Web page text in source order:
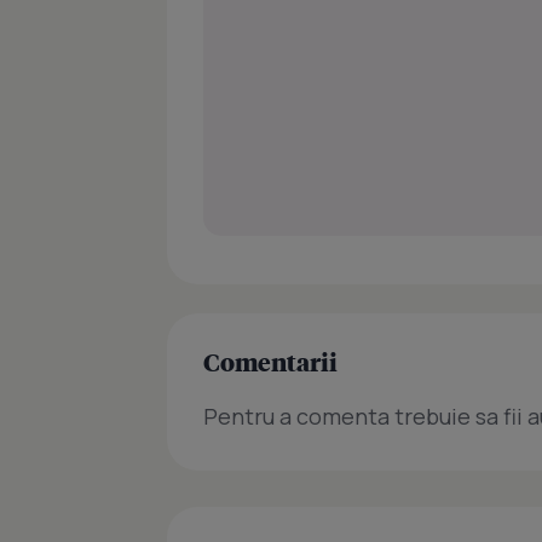
Comentarii
Pentru a comenta trebuie sa fii